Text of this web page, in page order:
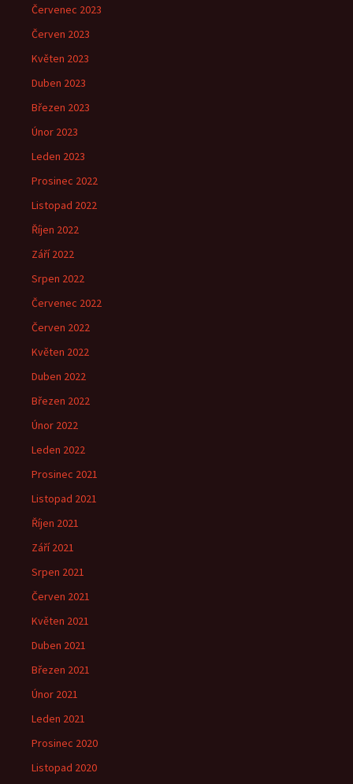
Červenec 2023
Červen 2023
Květen 2023
Duben 2023
Březen 2023
Únor 2023
Leden 2023
Prosinec 2022
Listopad 2022
Říjen 2022
Září 2022
Srpen 2022
Červenec 2022
Červen 2022
Květen 2022
Duben 2022
Březen 2022
Únor 2022
Leden 2022
Prosinec 2021
Listopad 2021
Říjen 2021
Září 2021
Srpen 2021
Červen 2021
Květen 2021
Duben 2021
Březen 2021
Únor 2021
Leden 2021
Prosinec 2020
Listopad 2020